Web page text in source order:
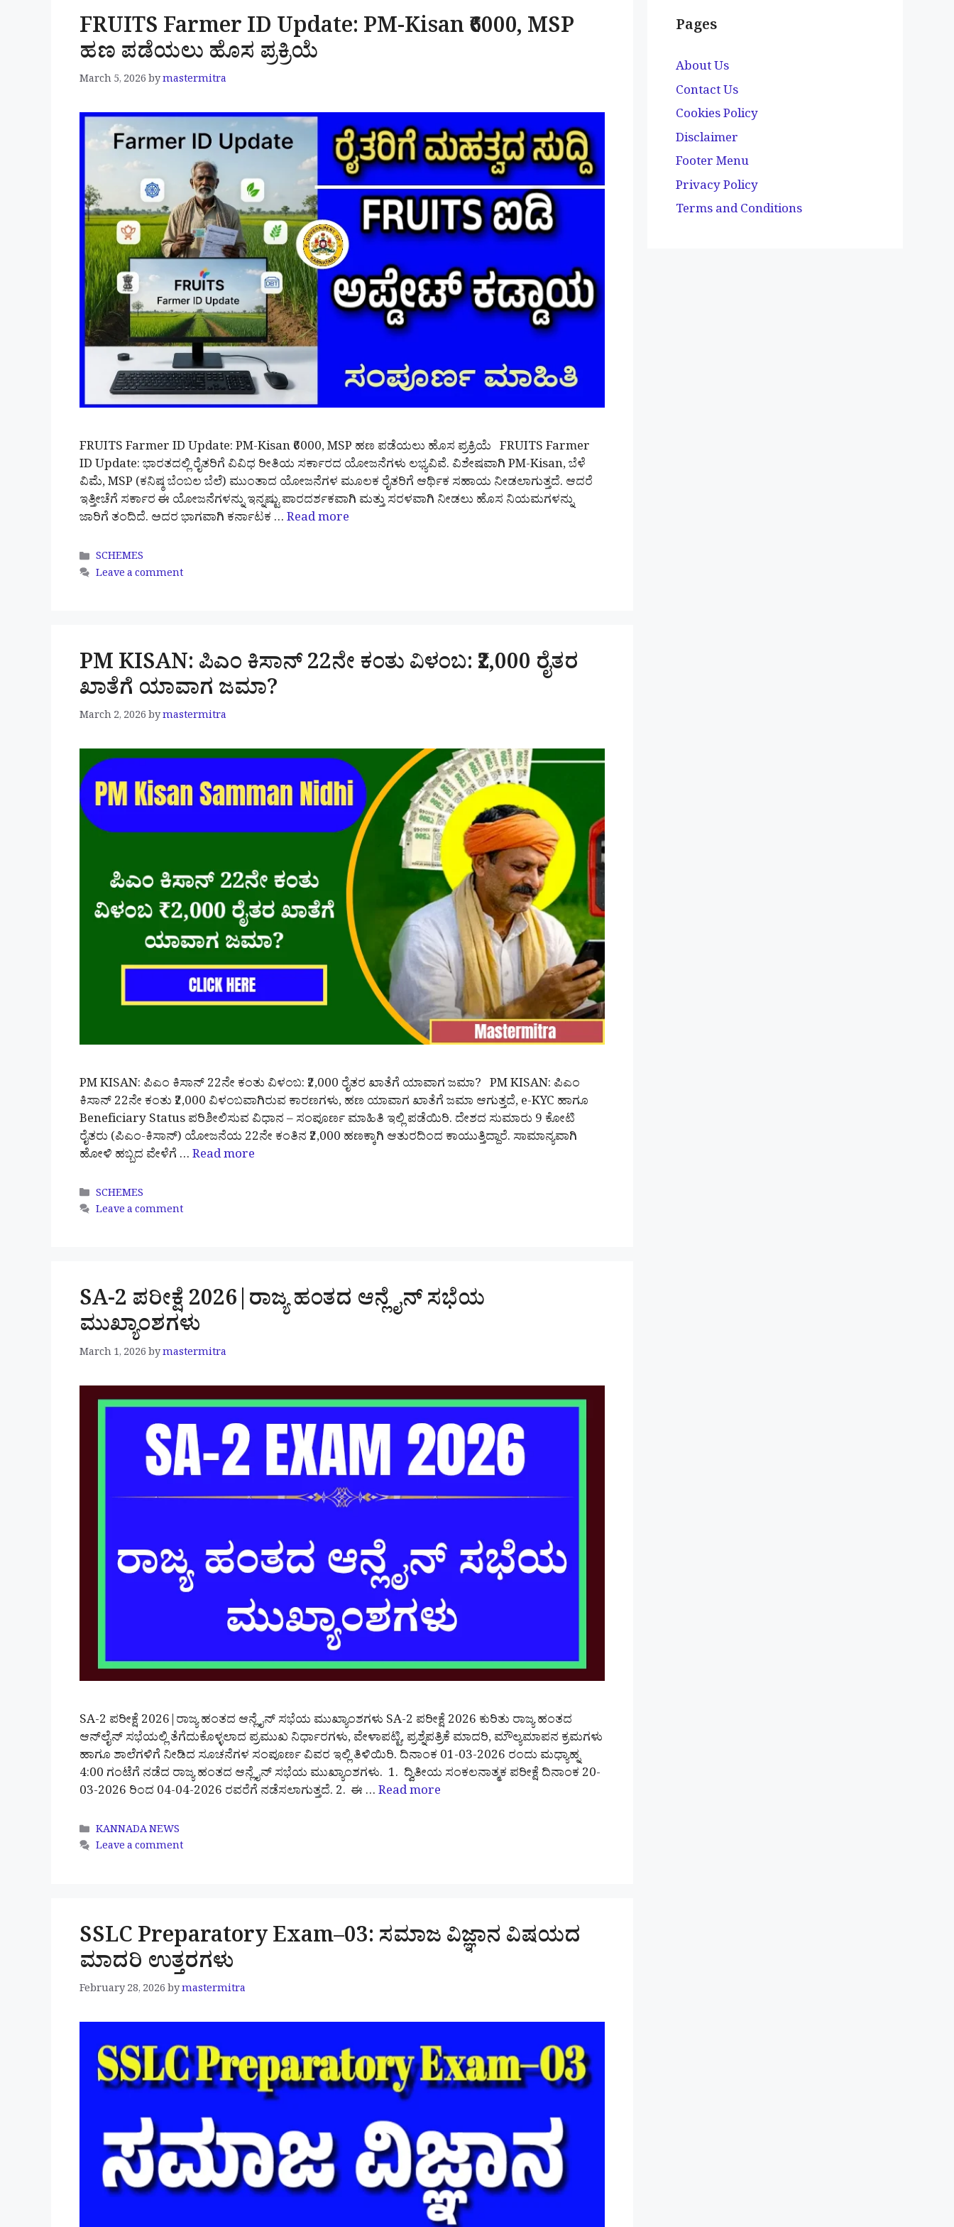
FRUITS Farmer ID Update: PM-Kisan ₹6000, MSP
ಹಣ ಪಡೆಯಲು ಹೊಸ ಪ್ರಕ್ರಿಯೆ
March 5, 2026bymastermitra
FRUITS Farmer ID Update: PM-Kisan ₹6000, MSP ಹಣ ಪಡೆಯಲು ಹೊಸ ಪ್ರಕ್ರಿಯೆ FRUITS Farmer
ID Update: ಭಾರತದಲ್ಲಿ ರೈತರಿಗೆ ವಿವಿಧ ರೀತಿಯ ಸರ್ಕಾರದ ಯೋಜನೆಗಳು ಲಭ್ಯವಿವೆ. ವಿಶೇಷವಾಗಿ PM-Kisan, ಬೆಳೆ
ವಿಮೆ, MSP (ಕನಿಷ್ಠ ಬೆಂಬಲ ಬೆಲೆ) ಮುಂತಾದ ಯೋಜನೆಗಳ ಮೂಲಕ ರೈತರಿಗೆ ಆರ್ಥಿಕ ಸಹಾಯ ನೀಡಲಾಗುತ್ತದೆ. ಆದರೆ
ಇತ್ತೀಚೆಗೆ ಸರ್ಕಾರ ಈ ಯೋಜನೆಗಳನ್ನು ಇನ್ನಷ್ಟು ಪಾರದರ್ಶಕವಾಗಿ ಮತ್ತು ಸರಳವಾಗಿ ನೀಡಲು ಹೊಸ ನಿಯಮಗಳನ್ನು
ಜಾರಿಗೆ ತಂದಿದೆ. ಅದರ ಭಾಗವಾಗಿ ಕರ್ನಾಟಕ …Read more
Categories
SCHEMES
Leave a comment
PM KISAN: ಪಿಎಂ ಕಿಸಾನ್ 22ನೇ ಕಂತು ವಿಳಂಬ: ₹2,000 ರೈತರ
ಖಾತೆಗೆ ಯಾವಾಗ ಜಮಾ?
March 2, 2026bymastermitra
PM KISAN: ಪಿಎಂ ಕಿಸಾನ್ 22ನೇ ಕಂತು ವಿಳಂಬ: ₹2,000 ರೈತರ ಖಾತೆಗೆ ಯಾವಾಗ ಜಮಾ? PM KISAN: ಪಿಎಂ
ಕಿಸಾನ್ 22ನೇ ಕಂತು ₹2,000 ವಿಳಂಬವಾಗಿರುವ ಕಾರಣಗಳು, ಹಣ ಯಾವಾಗ ಖಾತೆಗೆ ಜಮಾ ಆಗುತ್ತದೆ, e-KYC ಹಾಗೂ
Beneficiary Status ಪರಿಶೀಲಿಸುವ ವಿಧಾನ – ಸಂಪೂರ್ಣ ಮಾಹಿತಿ ಇಲ್ಲಿ ಪಡೆಯಿರಿ. ದೇಶದ ಸುಮಾರು 9 ಕೋಟಿ
ರೈತರು (ಪಿಎಂ-ಕಿಸಾನ್) ಯೋಜನೆಯ 22ನೇ ಕಂತಿನ ₹2,000 ಹಣಕ್ಕಾಗಿ ಆತುರದಿಂದ ಕಾಯುತ್ತಿದ್ದಾರೆ. ಸಾಮಾನ್ಯವಾಗಿ
ಹೋಳಿ ಹಬ್ಬದ ವೇಳೆಗೆ …Read more
Categories
SCHEMES
Leave a comment
SA-2 ಪರೀಕ್ಷೆ 2026|ರಾಜ್ಯ ಹಂತದ ಆನ್ಲೈನ್ ಸಭೆಯ
ಮುಖ್ಯಾಂಶಗಳು
March 1, 2026bymastermitra
SA-2 ಪರೀಕ್ಷೆ 2026|ರಾಜ್ಯ ಹಂತದ ಆನ್ಲೈನ್ ಸಭೆಯ ಮುಖ್ಯಾಂಶಗಳು SA-2 ಪರೀಕ್ಷೆ 2026 ಕುರಿತು ರಾಜ್ಯ ಹಂತದ
ಆನ್‌ಲೈನ್ ಸಭೆಯಲ್ಲಿ ತೆಗೆದುಕೊಳ್ಳಲಾದ ಪ್ರಮುಖ ನಿರ್ಧಾರಗಳು, ವೇಳಾಪಟ್ಟಿ, ಪ್ರಶ್ನೆಪತ್ರಿಕೆ ಮಾದರಿ, ಮೌಲ್ಯಮಾಪನ ಕ್ರಮಗಳು
ಹಾಗೂ ಶಾಲೆಗಳಿಗೆ ನೀಡಿದ ಸೂಚನೆಗಳ ಸಂಪೂರ್ಣ ವಿವರ ಇಲ್ಲಿ ತಿಳಿಯಿರಿ. ದಿನಾಂಕ 01-03-2026 ರಂದು ಮಧ್ಯಾಹ್ನ
4:00 ಗಂಟೆಗೆ ನಡೆದ ರಾಜ್ಯ ಹಂತದ ಆನ್ಲೈನ್ ಸಭೆಯ ಮುಖ್ಯಾಂಶಗಳು. 1. ದ್ವಿತೀಯ ಸಂಕಲನಾತ್ಮಕ ಪರೀಕ್ಷೆ ದಿನಾಂಕ 20-
03-2026 ರಿಂದ 04-04-2026 ರವರೆಗೆ ನಡೆಸಲಾಗುತ್ತದೆ. 2. ಈ …Read more
Categories
KANNADA NEWS
Leave a comment
SSLC Preparatory Exam–03: ಸಮಾಜ ವಿಜ್ಞಾನ ವಿಷಯದ
ಮಾದರಿ ಉತ್ತರಗಳು
February 28, 2026bymastermitra
Pages
About Us
Contact Us
Cookies Policy
Disclaimer
Footer Menu
Privacy Policy
Terms and Conditions